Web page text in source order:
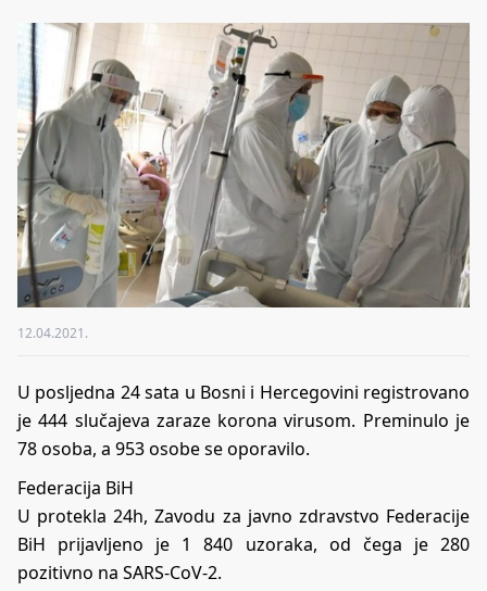
12.04.2021.
U posljedna 24 sata u Bosni i Hercegovini registrovano
je 444 slučajeva zaraze korona virusom. Preminulo je
78 osoba, a 953 osobe se oporavilo.
Federacija BiH
U protekla 24h, Zavodu za javno zdravstvo Federacije
BiH prijavljeno je 1 840 uzoraka, od čega je 280
pozitivno na SARS-CoV-2.